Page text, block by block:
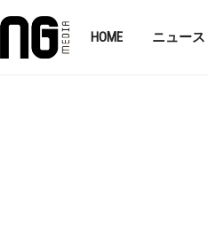
HOME ニュース